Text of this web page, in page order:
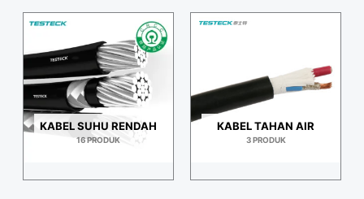
KABEL SUHU RENDAH
16 PRODUK
KABEL TAHAN AIR
3 PRODUK